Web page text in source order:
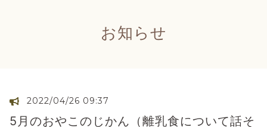
お知らせ
2022/04/26 09:37
5月のおやこのじかん（離乳食について話そ